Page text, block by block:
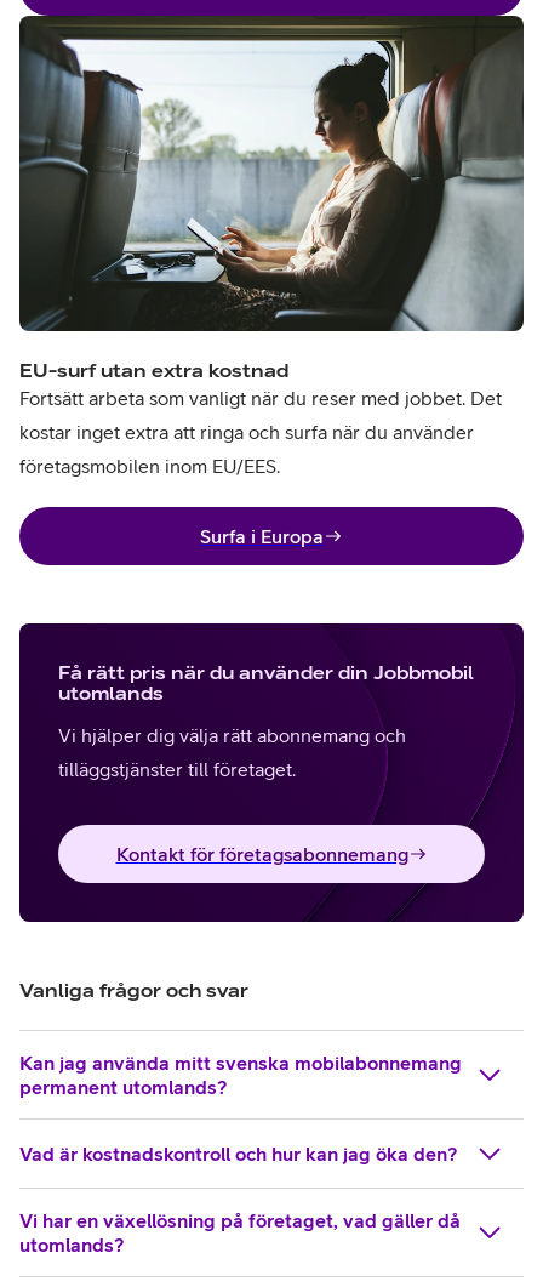
EU-surf utan extra kostnad
Fortsätt arbeta som vanligt när du reser med jobbet. Det
kostar inget extra att ringa och surfa när du använder
företagsmobilen inom EU/EES.
Surfa i Europa
Få rätt pris när du använder din Jobbmobil
utomlands
Vi hjälper dig välja rätt abonnemang och
tilläggstjänster till företaget.
Kontakt för företagsabonnemang
Vanliga frågor och svar
Kan jag använda mitt svenska mobilabonnemang
permanent utomlands?
Vad är kostnadskontroll och hur kan jag öka den?
Vi har en växellösning på företaget, vad gäller då
utomlands?